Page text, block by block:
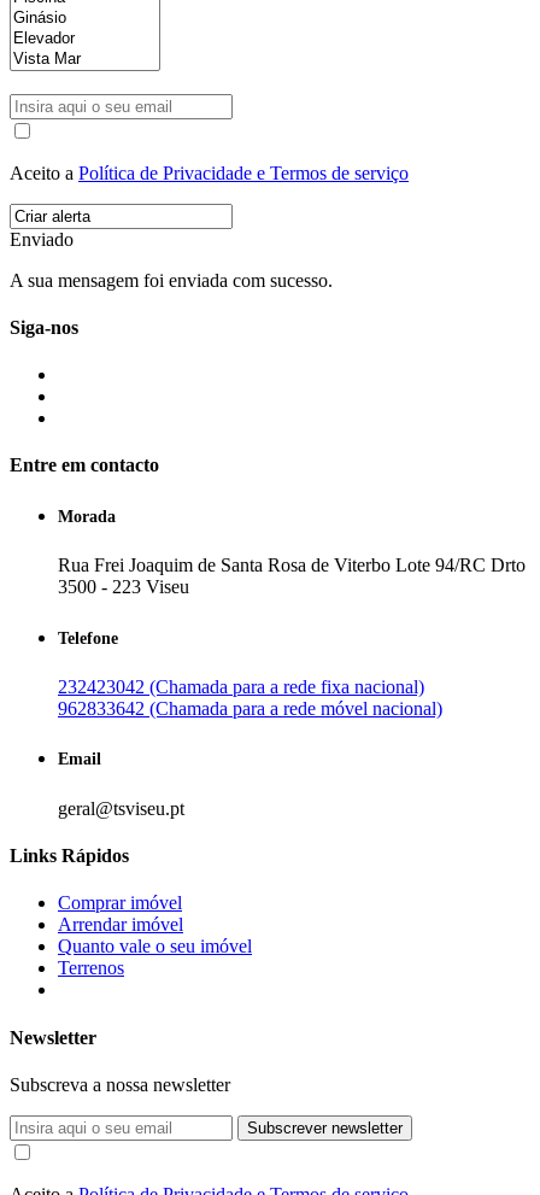
Aceito a Política de Privacidade e Termos de serviço
Enviado
A sua mensagem foi enviada com sucesso.
Siga-nos
Entre em contacto
Morada
Rua Frei Joaquim de Santa Rosa de Viterbo Lote 94/RC Drto
3500 - 223 Viseu
Telefone
232423042 (Chamada para a rede fixa nacional)
962833642 (Chamada para a rede móvel nacional)
Email
geral@tsviseu.pt
Links Rápidos
Comprar imóvel
Arrendar imóvel
Quanto vale o seu imóvel
Terrenos
Newsletter
Subscreva a nossa newsletter
Subscrever newsletter